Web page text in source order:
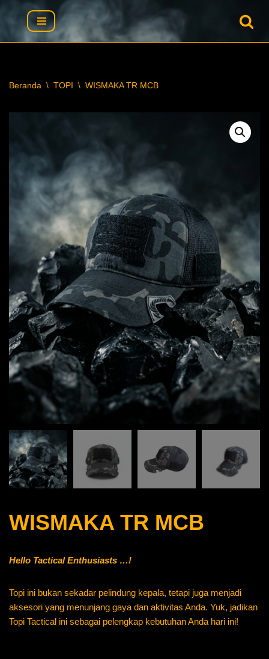
Lompat
Beranda \ TOPI \ WISMAKA TR MCB
WISMAKA TR MCB
Hello Tactical Enthusiasts …!
Topi ini bukan sekadar pelindung kepala, tetapi juga menjadi
aksesori yang menunjang gaya dan aktivitas Anda. Yuk, jadikan
Topi Tactical ini sebagai pelengkap kebutuhan Anda hari ini!